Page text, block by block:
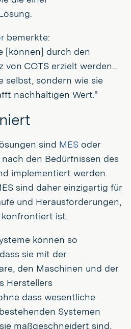
bemerkte:
[können] durch den
COTS erzielt werden...
selbst, sondern wie sie
nachhaltigen Wert."
sind MES oder
den Bedürfnissen des
implementiert werden.
sind daher einzigartig für
und Herausforderungen,
ist.
können so
sie mit der
den Maschinen und der
Herstellers
dass wesentliche
Systemen
maßgeschneidert sind,